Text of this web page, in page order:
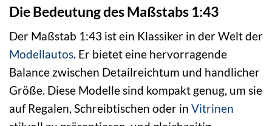
Die Bedeutung des Maßstabs 1:43
Der Maßstab 1:43 ist ein Klassiker in der Welt der
Modellautos. Er bietet eine hervorragende
Balance zwischen Detailreichtum und handlicher
Größe. Diese Modelle sind kompakt genug, um sie
auf Regalen, Schreibtischen oder in Vitrinen